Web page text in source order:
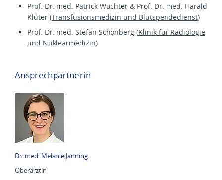
Prof. Dr. med. Patrick Wuchter & Prof. Dr. med. Harald
Klüter (Transfusionsmedizin und Blutspendedienst)
Prof. Dr. med. Stefan Schönberg (Klinik für Radiologie
und Nuklearmedizin)
Ansprechpartnerin
Dr. med. Melanie Janning
Oberärztin